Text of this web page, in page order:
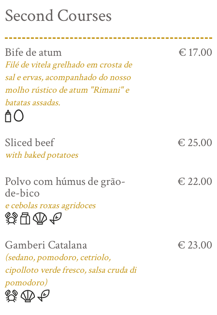
Second Courses
Bife de atum
Filé de vitela grelhado em crosta de
sal e ervas, acompanhado do nosso
molho rústico de atum "Rimani" e
batatas assadas.
€ 17.00
Sliced beef
with baked potatoes
€ 25.00
Polvo com húmus de grão-
de-bico
e cebolas roxas agridoces
€ 22.00
Gamberi Catalana
(sedano, pomodoro, cetriolo,
cipolloto verde fresco, salsa cruda di
pomodoro)
€ 23.00